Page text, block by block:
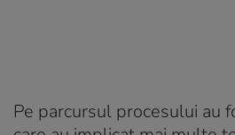
Pe parcursul procesului au